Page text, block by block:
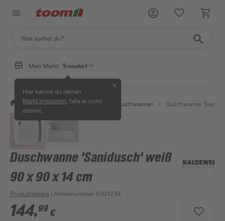
Mein Markt: Troisdorf
Hier kannst du deinen
Markt anpassen , falls er nicht
stimmt.
✕
/ Bad & Sanitär / Duschen Duschwannen / Duschwanne
Duschwanne 'Sanidusch' weiß
90 x 90 x 14 cm
Produktdetails | Artikelnummer: 5104234
144,99 €